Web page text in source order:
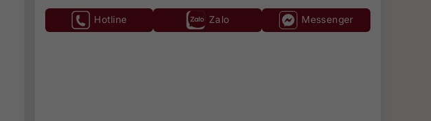
Hotline Zalo Messenger